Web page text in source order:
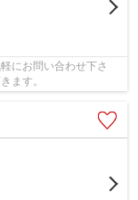
にお問い合わせ下さ
ます。